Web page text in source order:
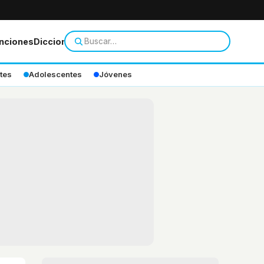
Diccionario
Adolescentes Jóvenes